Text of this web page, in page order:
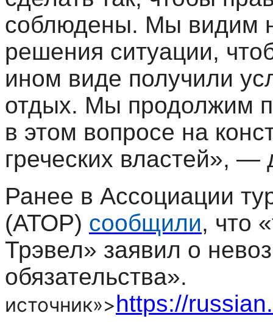
соблюдены. Мы видим
решения ситуации,
ином виде получили
отдых. Мы продолжим
в этом вопросе на
греческих властей», —
Ранее в Ассоциации
(АТОР) сообщили, что
Трэвел» заявил о
обязательства».
источник»>https://